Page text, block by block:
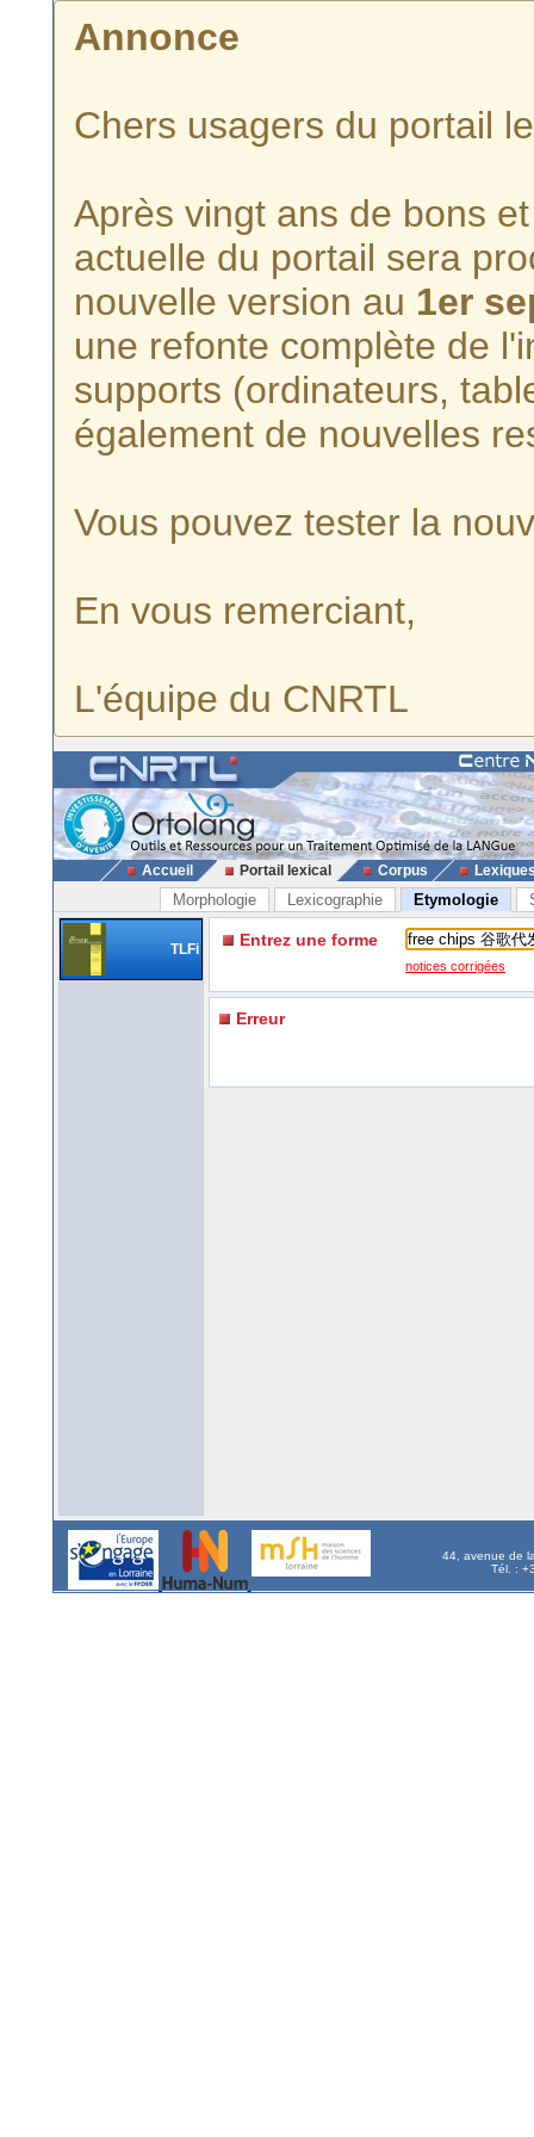
Annonce
Chers usagers du portail
Après vingt ans de bons
actuelle du portail sera
nouvelle version au 1er
une refonte complète de
supports (ordinateurs,
également de nouvelles
Vous pouvez tester la
En vous remerciant,
L'équipe du CNRTL
Accueil Portail lexical Corpus
Morphologie Lexicographie Etymologie
TLFi Entrez une forme
notices corrigées
Erreur
44, avenue de
Tél. :